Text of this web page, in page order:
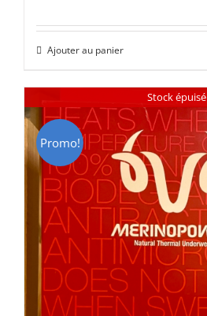
était :
CHF 85.00.CHF 59.00.
Ajouter au panier
Stock épuisé
Promo!